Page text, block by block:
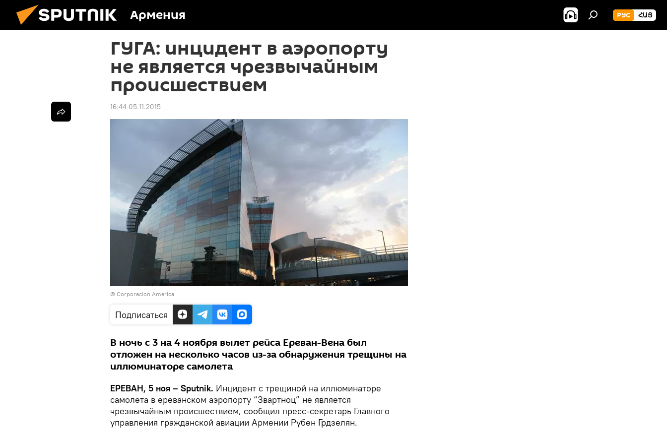
Армения РУС ՀԱՅ
ГУГА: инцидент в аэропорту
не является чрезвычайным
происшествием
16:44 05.11.2015
© Corporacion America
Подписаться
В ночь с 3 на 4 ноября вылет рейса Ереван-Вена был
отложен на несколько часов из-за обнаружения трещины на
иллюминаторе самолета
ЕРЕВАН, 5 ноя – Sputnik. Инцидент с трещиной на иллюминаторе
самолета в ереванском аэропорту “Звартноц” не является
чрезвычайным происшествием, сообщил пресс-секретарь Главного
управления гражданской авиации Армении Рубен Грдзелян.